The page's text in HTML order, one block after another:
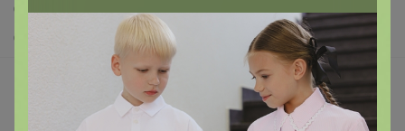
Самое желанное
Самое быстрое
Начать зарабатывать с 24-ok
Picabox.ru - Лучшее место для ваших изображений